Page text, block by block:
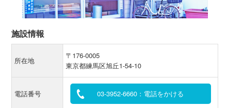
施設情報
所在地
〒176-0005
東京都練馬区旭丘1-54-10
電話番号 03-3952-6660：電話をかける